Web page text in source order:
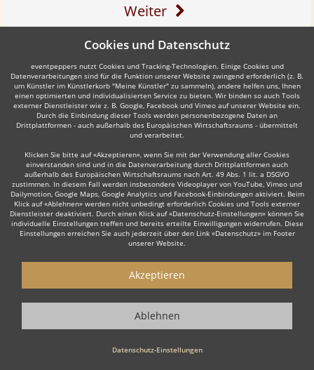
Weiter
Auch interessant:
Trompeter Trauerredner Dudelsackspieler
Wie funktioniert's?
1. Kostenlos anfragen
Starten Sie mit dem Button 'Kostenlos anfragen' eine Anfrage an die für
Button finden Sie auf den jeweiligen Künstler-Profil-Seiten der Musiker.
Cookies und Datenschutz
eventpeppers nutzt Cookies und Tracking-Technologien. Einige Cookies und
Datenverarbeitungen sind für die Funktion unserer Website zwingend erforderlich (z. B.
um Künstler im Künstlerkorb "Meine Künstler" zu sammeln), andere helfen uns, Ihnen
einen optimierten und individualisierten Service zu bieten. Wir binden so auch Tools
externer Dienstleister wie z. B. Google, Facebook und Vimeo auf unserer Website ein.
Durch die Einbindung dieser Tools werden personenbezogene Daten an
Drittplattformen - auch außerhalb des Europäischen Wirtschaftsraums - übermittelt
und verarbeitet.
Klicken Sie bitte auf «Akzeptieren», wenn Sie mit der Verwendung aller Cookies
einverstanden sind und in die Datenverarbeitung durch Drittplattformen auch
außerhalb des Europäischen Wirtschaftsraums nach Art. 49 Abs. 1 lit. a DSGVO
zustimmen. In diesem Fall werden insbesondere Videoplayer von YouTube, Vimeo und
Dailymotion, Google Maps, Google Analytics und Facebook-Einbindungen aktiviert. Beim
Klick auf «Ablehnen» werden nicht unbedingt erforderlich Cookies und Tools externer
Dienstleister deaktiviert. Durch einen Klick auf «Datenschutz-Einstellungen» können Sie
individuelle Einstellungen treffen und bereits erteilte Einwilligungen widerrufen. Diese
Einstellungen erreichen Sie auch jederzeit über den Link «Datenschutz» im Footer
unserer Website.
Datenschutz-Einstellungen
Akzeptieren
Ablehnen